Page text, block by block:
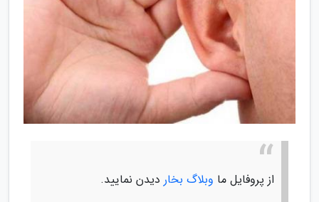
از پروفایل ما وبلاگ بخار دیدن نمایید.